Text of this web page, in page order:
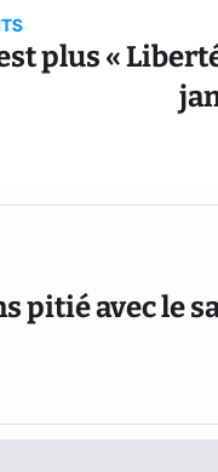
plus «
pitié avec le